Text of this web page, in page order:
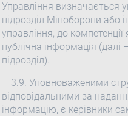
Управління визначається
підрозділ Міноборони або
управління, до
публічна інформація
підрозділ).
3.9. Уповноваженими
відповідальними за
інформацію, є керівники